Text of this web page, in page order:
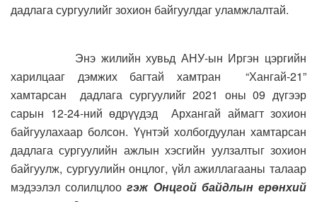
дадлага сургуулийг зохион байгуулдаг уламжлалтай.
Энэ жилийн хувьд АНУ-ын Иргэн цэргийн
харилцааг дэмжих багтай хамтран “Хангай-21”
хамтарсан дадлага сургуулийг 2021 оны 09 дүгээр
сарын 12-24-ний өдрүүдэд Архангай аймагт зохион
байгуулахаар болсон. Үүнтэй холбогдуулан хамтарсан
дадлага сургуулийн ажлын хэсгийн уулзалтыг зохион
байгуулж, сургуулийн онцлог, үйл ажиллагааны талаар
мэдээлэл солилцлоогэж Онцгой байдлын ерөнхий